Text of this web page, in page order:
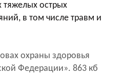
тяжелых острых
в том числе травм и
охраны здоровья
Федерации». 863 кб